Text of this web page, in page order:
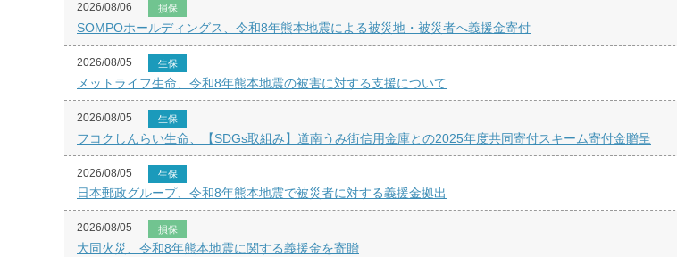
2026/08/06 損保
SOMPOホールディングス、令和8年熊本地震による被災地・被災者へ義援金寄付
2026/08/05 生保
メットライフ生命、令和8年熊本地震の被害に対する支援について
2026/08/05 生保
フコクしんらい生命、【SDGs取組み】道南うみ街信用金庫との2025年度共同寄付スキーム寄付金贈呈
2026/08/05 生保
日本郵政グループ、令和8年熊本地震で被災者に対する義援金拠出
2026/08/05 損保
大同火災、令和8年熊本地震に関する義援金を寄贈